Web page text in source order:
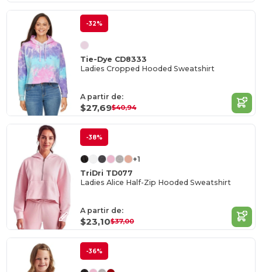
-32%
Tie-Dye CD8333
Ladies Cropped Hooded Sweatshirt
A partir de:
$27,69$40,94
-38%
+1
TriDri TD077
Ladies Alice Half-Zip Hooded Sweatshirt
A partir de:
$23,10$37,00
-36%